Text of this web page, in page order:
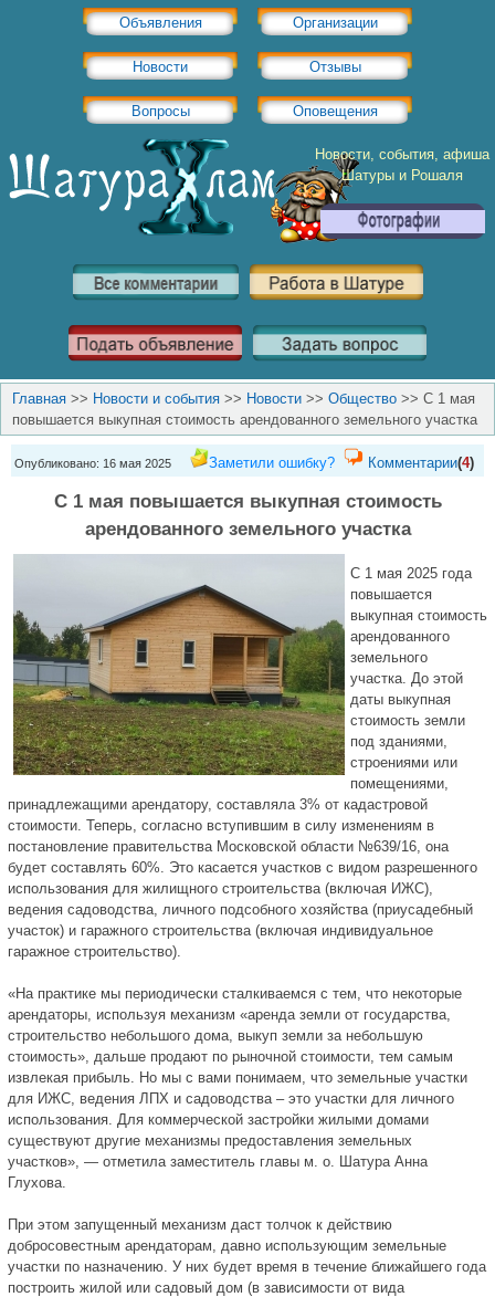
Объявления Организации
Новости Отзывы
Вопросы Оповещения
Новости, события, афиша
Шатуры и Рошаля
Главная >> Новости и события >> Новости >> Общество >> С 1 мая
повышается выкупная стоимость арендованного земельного участка
Опубликовано: 16 мая 2025 Заметили ошибку? Комментарии(4)
С 1 мая повышается выкупная стоимость
арендованного земельного участка
С 1 мая 2025 года
повышается
выкупная стоимость
арендованного
земельного
участка. До этой
даты выкупная
стоимость земли
под зданиями,
строениями или
помещениями,
принадлежащими арендатору, составляла 3% от кадастровой
стоимости. Теперь, согласно вступившим в силу изменениям в
постановление правительства Московской области №639/16, она
будет составлять 60%. Это касается участков с видом разрешенного
использования для жилищного строительства (включая ИЖС),
ведения садоводства, личного подсобного хозяйства (приусадебный
участок) и гаражного строительства (включая индивидуальное
гаражное строительство).
«На практике мы периодически сталкиваемся с тем, что некоторые
арендаторы, используя механизм «аренда земли от государства,
строительство небольшого дома, выкуп земли за небольшую
стоимость», дальше продают по рыночной стоимости, тем самым
извлекая прибыль. Но мы с вами понимаем, что земельные участки
для ИЖС, ведения ЛПХ и садоводства – это участки для личного
использования. Для коммерческой застройки жилыми домами
существуют другие механизмы предоставления земельных
участков», — отметила заместитель главы м. о. Шатура Анна
Глухова.
При этом запущенный механизм даст толчок к действию
добросовестным арендаторам, давно использующим земельные
участки по назначению. У них будет время в течение ближайшего года
построить жилой или садовый дом (в зависимости от вида